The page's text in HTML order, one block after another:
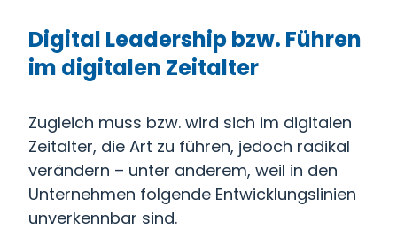
Digital Leadership bzw. Führen
im digitalen Zeitalter
Zugleich muss bzw. wird sich im digitalen
Zeitalter, die Art zu führen, jedoch radikal
verändern – unter anderem, weil in den
Unternehmen folgende Entwicklungslinien
unverkennbar sind.